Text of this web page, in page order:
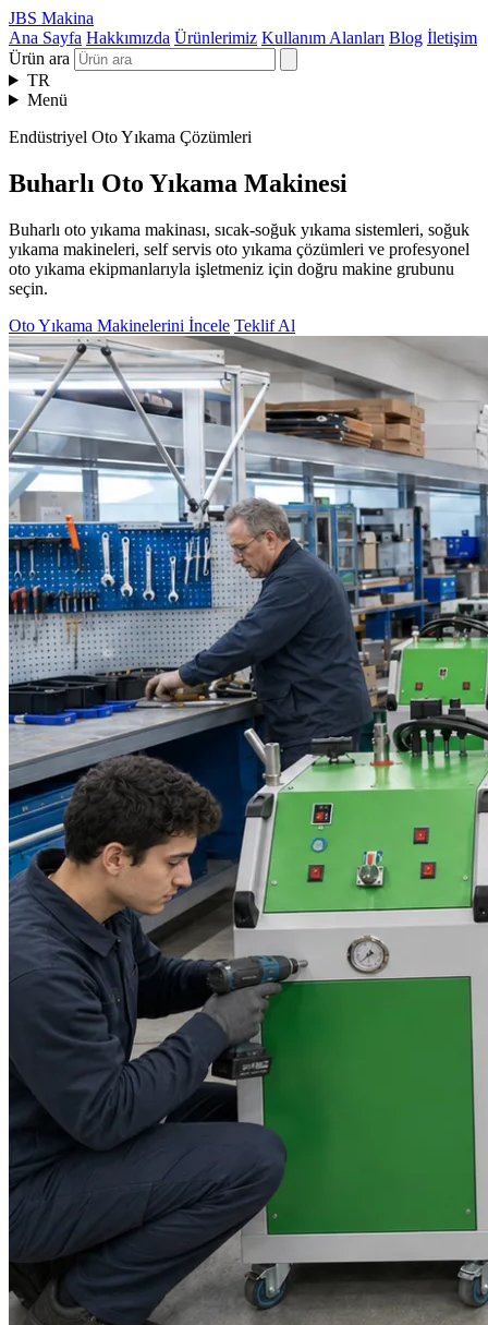
JBS Makina
Ana Sayfa Hakkımızda Ürünlerimiz Kullanım Alanları Blog İletişim
Ürün ara
TR
Menü
Endüstriyel Oto Yıkama Çözümleri
Buharlı Oto Yıkama Makinesi
Buharlı oto yıkama makinası, sıcak-soğuk yıkama sistemleri, soğuk
yıkama makineleri, self servis oto yıkama çözümleri ve profesyonel
oto yıkama ekipmanlarıyla işletmeniz için doğru makine grubunu
seçin.
Oto Yıkama Makinelerini İncele Teklif Al